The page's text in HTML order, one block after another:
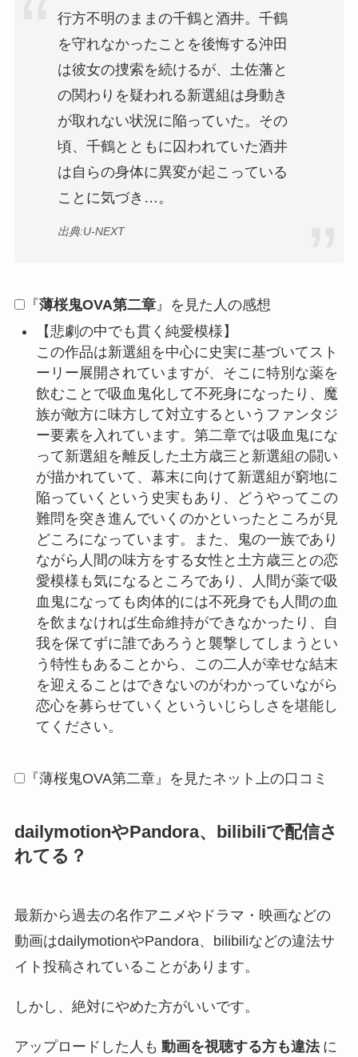
行方不明のままの千鶴と酒井。千鶴
を守れなかったことを後悔する沖田
は彼女の捜索を続けるが、土佐藩と
の関わりを疑われる新選組は身動き
が取れない状況に陥っていた。その
頃、千鶴とともに囚われていた酒井
は自らの身体に異変が起こっている
ことに気づき…。
出典:U-NEXT
『薄桜鬼OVA第二章』を見た人の感想
【悲劇の中でも貫く純愛模様】
この作品は新選組を中心に史実に基づいてスト
ーリー展開されていますが、そこに特別な薬を
飲むことで吸血鬼化して不死身になったり、魔
族が敵方に味方して対立するというファンタジ
ー要素を入れています。第二章では吸血鬼にな
って新選組を離反した土方歳三と新選組の闘い
が描かれていて、幕末に向けて新選組が窮地に
陥っていくという史実もあり、どうやってこの
難問を突き進んでいくのかといったところが見
どころになっています。また、鬼の一族であり
ながら人間の味方をする女性と土方歳三との恋
愛模様も気になるところであり、人間が薬で吸
血鬼になっても肉体的には不死身でも人間の血
を飲まなければ生命維持ができなかったり、自
我を保てずに誰であろうと襲撃してしまうとい
う特性もあることから、この二人が幸せな結末
を迎えることはできないのがわかっていながら
恋心を募らせていくといういじらしさを堪能し
てください。
『薄桜鬼OVA第二章』を見たネット上の口コミ
dailymotionやPandora、bilibiliで配信さ
れてる？
最新から過去の名作アニメやドラマ・映画などの
動画はdailymotionやPandora、bilibiliなどの違法サ
イト投稿されていることがあります。
しかし、絶対にやめた方がいいです。
アップロードした人も 動画を視聴する方も違法 に